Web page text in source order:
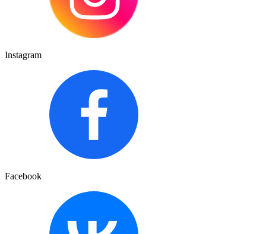
Instagram
Facebook